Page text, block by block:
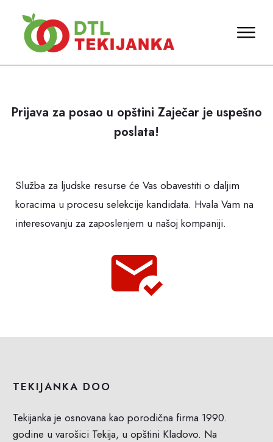
Prijava za posao u opštini Zaječar je uspešno
poslata!
Služba za ljudske resurse će Vas obavestiti o daljim
koracima u procesu selekcije kandidata. Hvala Vam na
interesovanju za zaposlenjem u našoj kompaniji.
TEKIJANKA DOO
Tekijanka je osnovana kao porodična firma 1990.
godine u varošici Tekija, u opštini Kladovo. Na